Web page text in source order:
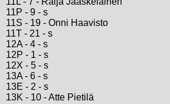
11P - 9 - s
11S - 19 - Onni Haavisto
11T - 21 - s
12A - 4 - s
12P - 1 - s
12X - 5 - s
13A - 6 - s
13E - 2 - s
13K - 10 - Atte Pietilä